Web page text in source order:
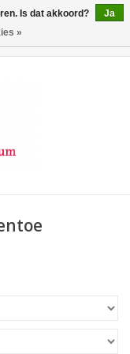
Is dat akkoord?
Ja
»